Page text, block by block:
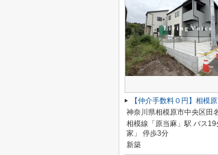
神奈川県相模原市中央区田
相模線「原当麻」駅 バス19
家」 停歩3分
新築